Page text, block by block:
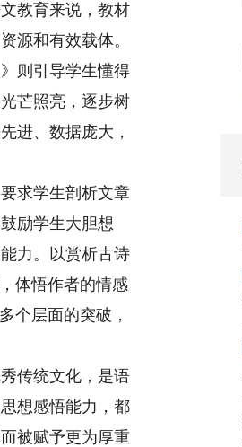
教育来说，教材
源和有效载体。
则引导学生懂得
芒照亮，逐步树
进、数据庞大，
求学生剖析文章
励学生大胆想
力。以赏析古诗
体悟作者的情感
个层面的突破，
传统文化，是语
想感悟能力，都
被赋予更为厚重